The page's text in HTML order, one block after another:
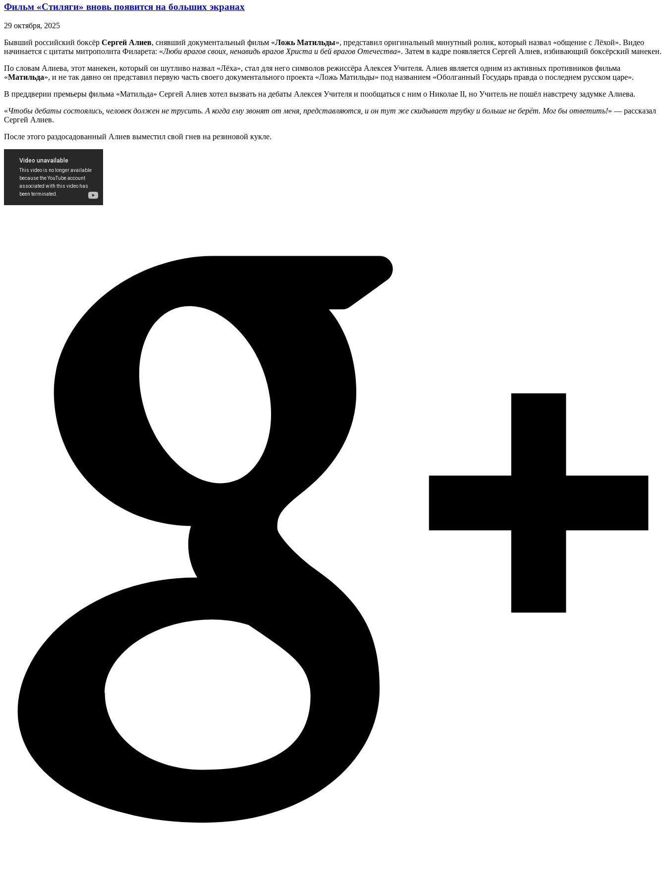
Фильм «Стиляги» вновь появится на больших экранах
29 октября, 2025
Бывший российский боксёр Сергей Алиев, снявший документальный фильм «Ложь Матильды», представил оригинальный минутный ролик, который назвал «общение с Лёхой». Видео
начинается с цитаты митрополита Филарета: «Люби врагов своих, ненавидь врагов Христа и бей врагов Отечества». Затем в кадре появляется Сергей Алиев, избивающий боксёрский манекен.
По словам Алиева, этот манекен, который он шутливо назвал «Лёха», стал для него символов режиссёра Алексея Учителя. Алиев является одним из активных противников фильма
«Матильда», и не так давно он представил первую часть своего документального проекта «Ложь Матильды» под названием «Оболганный Государь правда о последнем русском царе».
В преддверии премьеры фильма «Матильда» Сергей Алиев хотел вызвать на дебаты Алексея Учителя и пообщаться с ним о Николае II, но Учитель не пошёл навстречу задумке Алиева.
«Чтобы дебаты состоялись, человек должен не трусить. А когда ему звонят от меня, представляются, и он тут же скидывает трубку и больше не берёт. Мог бы ответить!» — рассказал
Сергей Алиев.
После этого раздосадованный Алиев выместил свой гнев на резиновой кукле.